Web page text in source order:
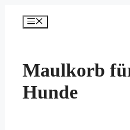
Inhalt
springen
Menü
Maulkorb
Hunde